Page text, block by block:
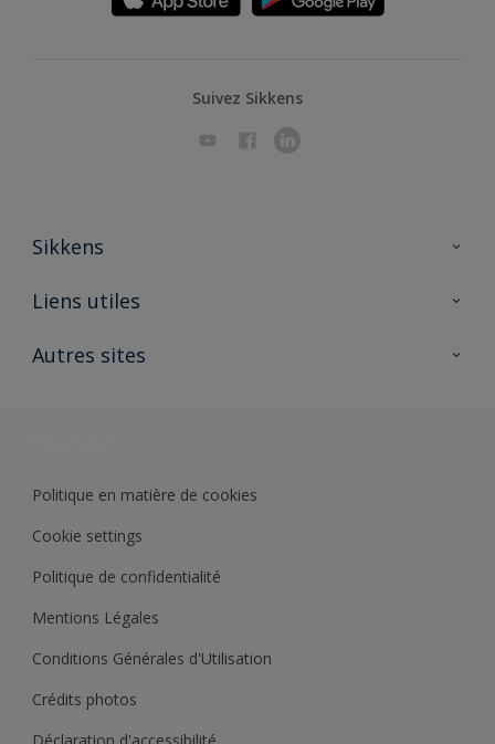
Suivez Sikkens
Sikkens
A propos de Sikkens
Liens utiles
Ouvrir un magasin PASS
Autres sites
Politique en matière de cookies
Cookie settings
Politique de confidentialité
Mentions Légales
Conditions Générales d'Utilisation
Crédits photos
Déclaration d'accessibilité